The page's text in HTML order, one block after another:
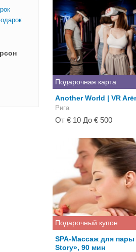
Подарочная карта
Another World | VR
Рига
От € 10 До € 500
Подарочный купон
SPA-Массаж для пары
Story», 90 мин